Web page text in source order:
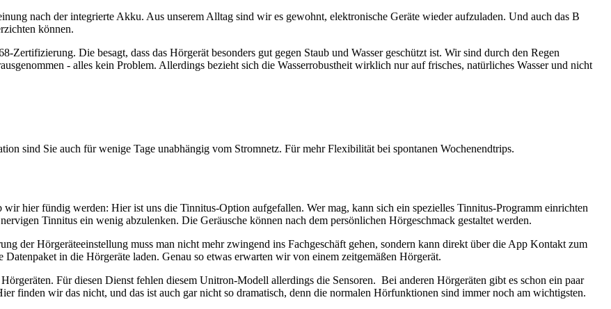
nach der integrierte Akku. Aus unserem Alltag sind wir es gewohnt, elektronische Geräte wieder aufzuladen. Und auch das B
können.
Die besagt, dass das Hörgerät besonders gut gegen Staub und Wasser geschützt ist. Wir sind durch den Regen
- alles kein Problem. Allerdings bezieht sich die Wasserrobustheit wirklich nur auf frisches, natürliches Wasser und nicht
sind Sie auch für wenige Tage unabhängig vom Stromnetz. Für mehr Flexibilität bei spontanen Wochenendtrips.
hier fündig werden: Hier ist uns die Tinnitus-Option aufgefallen. Wer mag, kann sich ein spezielles Tinnitus-Programm einrichten
Tinnitus ein wenig abzulenken. Die Geräusche können nach dem persönlichen Hörgeschmack gestaltet werden.
der Hörgeräteeinstellung muss man nicht mehr zwingend ins Fachgeschäft gehen, sondern kann direkt über die App Kontakt zum
in die Hörgeräte laden. Genau so etwas erwarten wir von einem zeitgemäßen Hörgerät.
Für diesen Dienst fehlen diesem Unitron-Modell allerdings die Sensoren. Bei anderen Hörgeräten gibt es schon ein paar
finden wir das nicht, und das ist auch gar nicht so dramatisch, denn die normalen Hörfunktionen sind immer noch am wichtigsten.